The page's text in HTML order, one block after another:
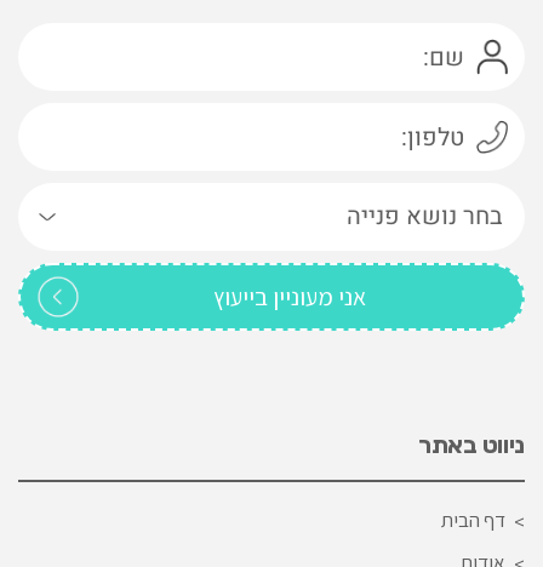
ניווט באתר
דף הבית